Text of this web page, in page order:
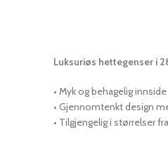
Luksuriøs hettegenser i
• Myk og behagelig
• Gjennomtenkt design
• Tilgjengelig i størrelser